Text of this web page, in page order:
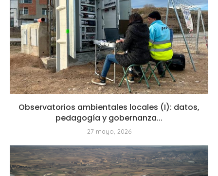
Observatorios ambientales locales (I): datos,
pedagogía y gobernanza...
27 mayo, 2026